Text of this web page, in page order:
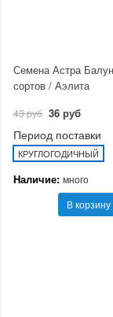
Семена Астра
сортов / Аэлита
43 руб 36 руб
Период поставки
КРУГЛОГОДИЧНЫЙ
Наличие: много
В корзину